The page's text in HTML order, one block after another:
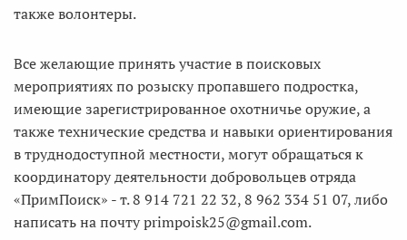
также волонтеры.
Все желающие принять участие в поисковых
мероприятиях по розыску пропавшего подростка,
имеющие зарегистрированное охотничье оружие, а
также технические средства и навыки ориентирования
в труднодоступной местности, могут обращаться к
координатору деятельности добровольцев отряда
«ПримПоиск» - т. 8 914 721 22 32, 8 962 334 51 07, либо
написать на почту primpoisk25@gmail.com.